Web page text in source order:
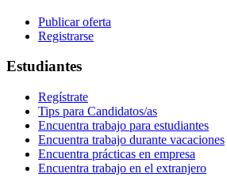
Publicar oferta
Registrarse
Estudiantes
Regístrate
Tips para Candidatos/as
Encuentra trabajo para estudiantes
Encuentra trabajo durante vacaciones
Encuentra prácticas en empresa
Encuentra trabajo en el extranjero